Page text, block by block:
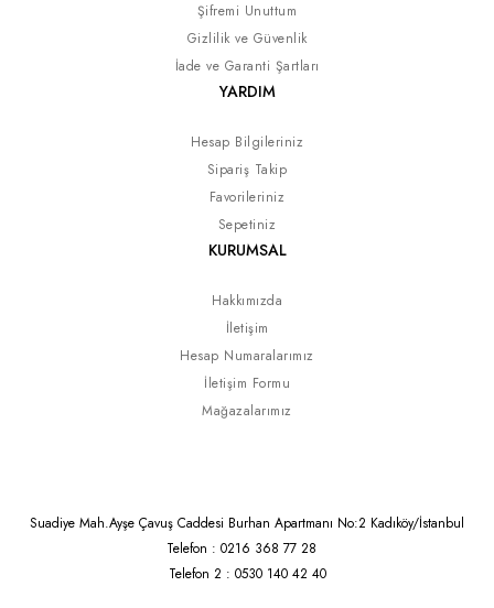
Şifremi Unuttum
Gizlilik ve Güvenlik
İade ve Garanti Şartları
YARDIM
Hesap Bilgileriniz
Sipariş Takip
Favorileriniz
Sepetiniz
KURUMSAL
Hakkımızda
İletişim
Hesap Numaralarımız
İletişim Formu
Mağazalarımız
Suadiye Mah.Ayşe Çavuş Caddesi Burhan Apartmanı No:2 Kadıköy/İstanbul
Telefon : 0216 368 77 28
Telefon 2 : 0530 140 42 40